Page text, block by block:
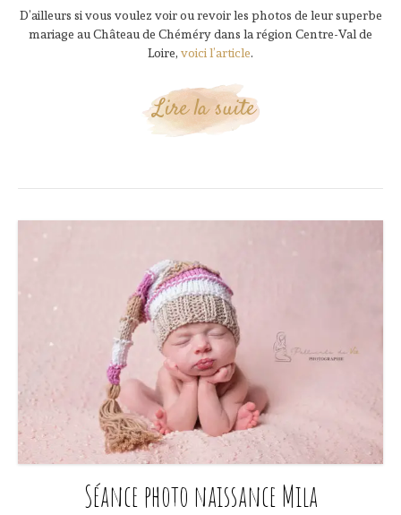
D’ailleurs si vous voulez voir ou revoir les photos de leur superbe
mariage au Château de Chéméry dans la région Centre-Val de
Loire, voici l’article.
Lire la suite
Séance photo naissance Mila